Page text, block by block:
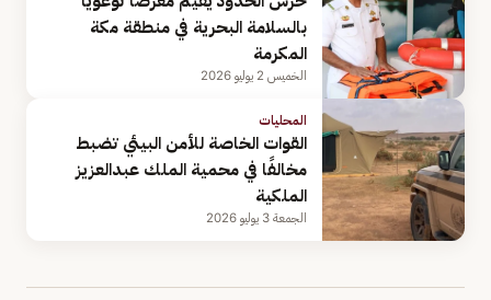
بالسلامة البحرية في منطقة مكة
المكرمة
الخميس 2 يوليو 2026
المحليات
القوات الخاصة للأمن البيئي تضبط
مخالفًا في محمية الملك عبدالعزيز
الملكية
الجمعة 3 يوليو 2026